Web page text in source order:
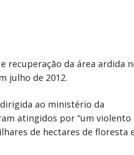
recuperação da área ardida
julho de 2012.
ao ministério da
atingidos por “um violento
de hectares de floresta